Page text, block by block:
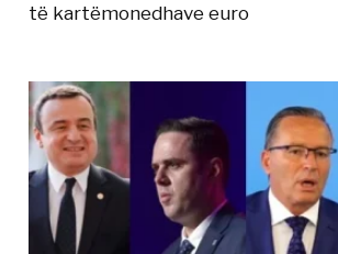
të kartëmonedhave euro